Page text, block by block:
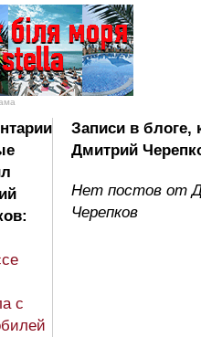
с
Записи в блоге,
Дмитрий
Нет постов от
Черепков